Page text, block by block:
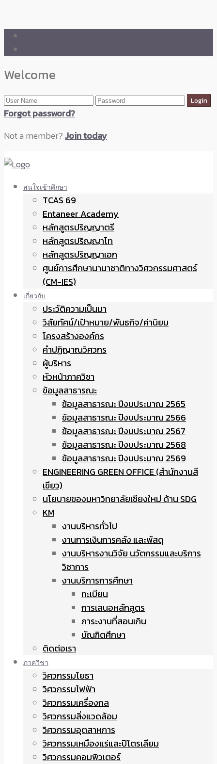
Welcome
Forgot password?
Not a member?Join today
สนใจเข้าศึกษา
TCAS 69
Entaneer Academy
หลักสูตรปริญญาตรี
หลักสูตรปริญญาโท
หลักสูตรปริญญาเอก
ศูนย์การศึกษานานาชาติทางวิศวกรรมศาสตร์
(CM-IES)
เกี่ยวกับ
ประวัติความเป็นมา
วิสัยทัศน์/เป้าหมาย/พันธกิจ/ค่านิยม
โครงสร้างองค์กร
คำปฏิญาณวิศวกร
ผู้บริหาร
หัวหน้าภาควิชา
ข้อมูลสาธารณะ
ข้อมูลสาธารณะ ปีงบประมาณ 2565
ข้อมูลสาธารณะ ปีงบประมาณ 2566
ข้อมูลสาธารณะ ปีงบประมาณ 2567
ข้อมูลสาธารณะ ปีงบประมาณ 2568
ข้อมูลสาธารณะ ปีงบประมาณ 2569
ENGINEERING GREEN OFFICE (สำนักงานสี
เขียว)
นโยบายของมหาวิทยาลัยเชียงใหม่ ด้าน SDG
KM
งานบริหารทั่วไป
งานการเงินการคลัง และพัสดุ
งานบริหารงานวิจัย นวัตกรรมและบริการ
วิชาการ
งานบริการการศึกษา
ทะเบียน
การเสนอหลักสูตร
ภาระงานที่สอนเกิน
บัณฑิตศึกษา
ติดต่อเรา
ภาควิชา
วิศวกรรมโยธา
วิศวกรรมไฟฟ้า
วิศวกรรมเครื่องกล
วิศวกรรมสิ่งแวดล้อม
วิศวกรรมอุตสาหการ
วิศวกรรมเหมืองแร่และปิโตรเลียม
วิศวกรรมคอมพิวเตอร์